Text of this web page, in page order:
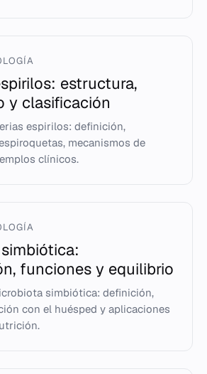
estructura,
y clasificación
espirilos: definición,
mecanismos de
clínicos.
funciones y equilibrio
simbiótica: definición,
con el huésped y aplicaciones